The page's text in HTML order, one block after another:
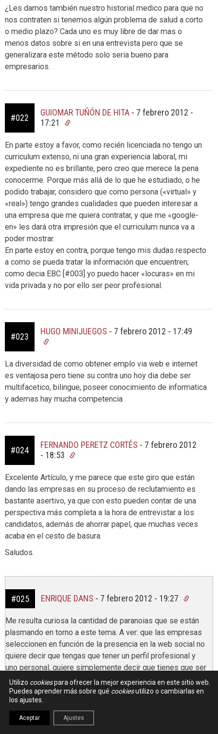
¿Les damos también nuestro historial medico para que no
nos contraten si tenemos algún problema de salud a corto
o medio plazo? Cada uno es muy libre de dar mas o
menos datos sobre si en una entrevista pero que se
generalizara este método solo seria bueno para
empresarios.
#022
GUIOMAR TUÑÓN DE HITA - 7 febrero 2012 -
17:21
En parte estoy a favor, como recién licenciada no tengo un
curriculum extenso, ni una gran experiencia laboral, mi
expediente no es brillante, pero creo que merece la pena
conocerme. Porque más allá de lo que he estudiado, o he
podido trabajar, considero que como persona («virtual» y
«real») tengo grandes cualidades que pueden interesar a
una empresa que me quiera contratar, y que me «google-
en» les dará otra impresión que el curriculum nunca va a
poder mostrar.
En parte estoy en contra, porque tengo mis dudas respecto
a como se pueda tratar la información que encuentren;
como decia EBC [#003] yo puedo hacer «locuras» en mi
vida privada y no por ello ser peor profesional.
#023
HUGO MINIJUEGOS - 7 febrero 2012 - 17:49
La diversidad de como obtener emplo via web e internet
es ventajosa pero tiene su contra uno hoy dia debe ser
multifacetico, bilingue, poseer conocimiento de informatica
y ademas hay mucha competencia
#024
FERNANDO PERETZ CORTÉS - 7 febrero 2012
- 18:53
Excelente Artículo, y me parece que este giro que están
dando las empresas en su proceso de reclutamiento es
bastante asertivo, ya que con esto pueden contar de una
perspectiva más completa a la hora de entrevistar a los
candidatos, además de ahorrar papel, que muchas veces
acaba en el cesto de basura.
Saludos.
#025 ENRIQUE DANS - 7 febrero 2012 - 19:27
Me resulta curiosa la cantidad de paranoias que se están
plasmando en torno a este tema. A ver: que las empresas
seleccionen en función de la presencia en la web social no
quiere decir que tengas que tener un perfil profesional y
uno personal, quiere simplemente decir que tienes que ser
natural. Las empresas no van a rechazar tu candidatura
porque seas del Madrid o del Barça – al menos, las
empresas serias – ni porque tengas buen humor, ni
siquiera porque tengas unas ideas políticas determinadas,
salvo en casos muy extremos. Lo que hay que hacer,
Utilizo cookiespara ofrecer la mejor experiencia en este sitio web.
Puedes aprender más sobre qué cookiesutilizo o cambiarlas en
los ajustes.
Aceptar Ajustes